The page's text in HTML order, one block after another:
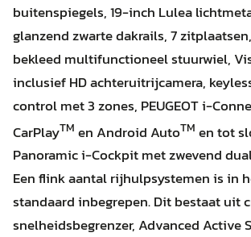
buitenspiegels, 19-inch Lulea
glanzend zwarte dakrails, 7
bekleed multifunctioneel stuurwiel,
inclusief HD achteruitrijcamera,
control met 3 zones, PEUGEOT i-
CarPlayTM en Android AutoTM en tot
Panoramic i-Cockpit met zwevend
Een flink aantal rijhulpsystemen is in
standaard inbegrepen. Dit bestaat uit
snelheidsbegrenzer, Advanced Active